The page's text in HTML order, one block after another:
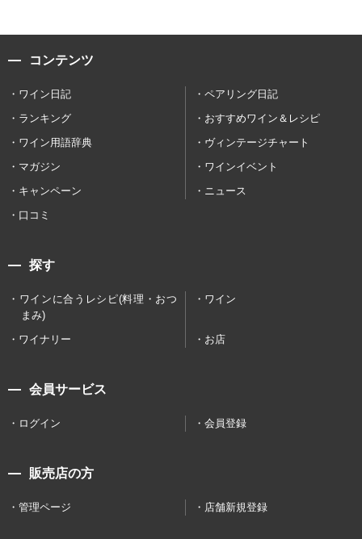
コンテンツ
ワイン日記
ペアリング日記
ランキング
おすすめワイン＆レシピ
ワイン用語辞典
ヴィンテージチャート
マガジン
ワインイベント
キャンペーン
ニュース
口コミ
探す
ワインに合うレシピ(料理・おつ
まみ)
ワイン
ワイナリー お店
会員サービス
ログイン 会員登録
販売店の方
管理ページ 店舗新規登録